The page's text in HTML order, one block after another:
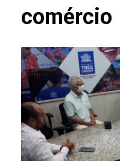
comércio